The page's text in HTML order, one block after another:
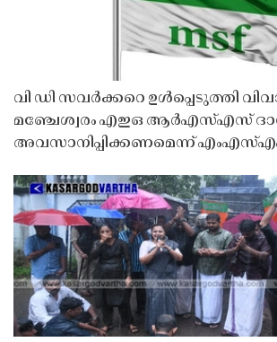
വി ഡി സവർക്കറെ ഉൾപ്പെടുത്തി
മഞ്ചേശ്വരം എഇഒ ആർഎസ്എസ്
അവസാനിപ്പിക്കണമെന്ന്